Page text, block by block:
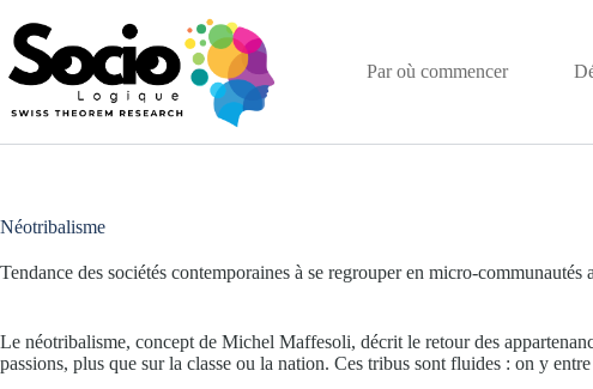
au
contenu
Par où commencer
Néotribalisme
Tendance des sociétés contemporaines à se regrouper en micro-
Le néotribalisme, concept de Michel Maffesoli, décrit le retour des
passions, plus que sur la classe ou la nation. Ces tribus sont fluides : on y